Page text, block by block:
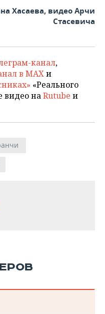
Хасаева, видео Арчи
Стасевича
канал,
в MAXи
«Реального
видео наRutube и